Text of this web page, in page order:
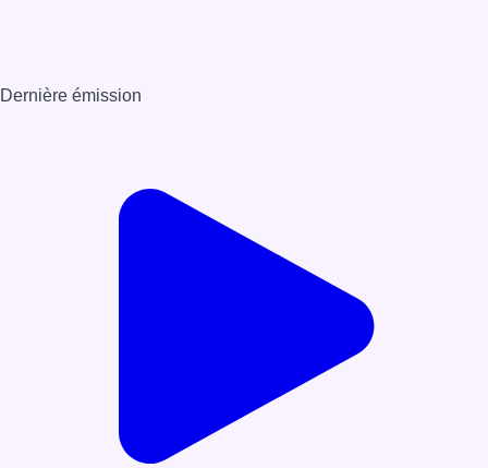
Dernière émission